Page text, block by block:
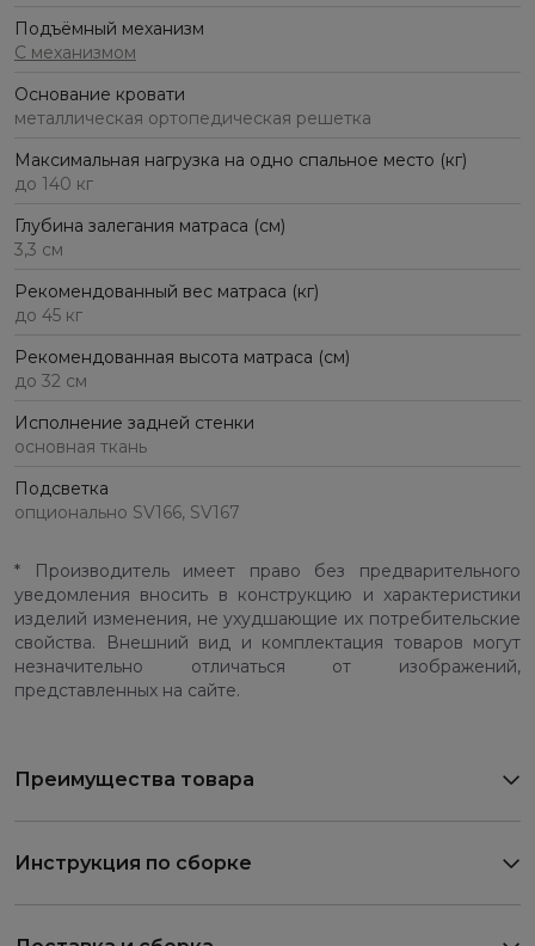
Подъёмный механизм
С механизмом
Основание кровати
металлическая ортопедическая решетка
Максимальная нагрузка на одно спальное место (кг)
до 140 кг
Глубина залегания матраса (см)
3,3 см
Рекомендованный вес матраса (кг)
до 45 кг
Рекомендованная высота матраса (см)
до 32 см
Исполнение задней стенки
основная ткань
Подсветка
опционально SV166, SV167
* Производитель имеет право без предварительного
уведомления вносить в конструкцию и характеристики
изделий изменения, не ухудшающие их потребительские
свойства. Внешний вид и комплектация товаров могут
незначительно отличаться от изображений,
представленных на сайте.
Преимущества товара
Инструкция по сборке